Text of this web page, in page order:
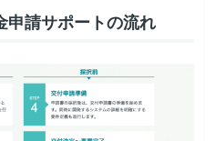
申請サポートの流れ